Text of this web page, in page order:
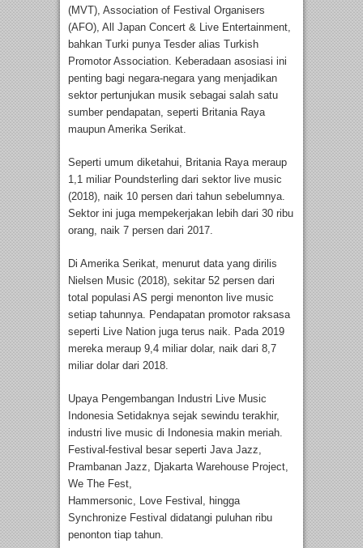
(MVT), Association of Festival Organisers
(AFO), All Japan Concert & Live Entertainment,
bahkan Turki punya Tesder alias Turkish
Promotor Association. Keberadaan asosiasi ini
penting bagi negara-negara yang menjadikan
sektor pertunjukan musik sebagai salah satu
sumber pendapatan, seperti Britania Raya
maupun Amerika Serikat.
Seperti umum diketahui, Britania Raya meraup
1,1 miliar Poundsterling dari sektor live music
(2018), naik 10 persen dari tahun sebelumnya.
Sektor ini juga mempekerjakan lebih dari 30 ribu
orang, naik 7 persen dari 2017.
Di Amerika Serikat, menurut data yang dirilis
Nielsen Music (2018), sekitar 52 persen dari
total populasi AS pergi menonton live music
setiap tahunnya. Pendapatan promotor raksasa
seperti Live Nation juga terus naik. Pada 2019
mereka meraup 9,4 miliar dolar, naik dari 8,7
miliar dolar dari 2018.
Upaya Pengembangan Industri Live Music
Indonesia Setidaknya sejak sewindu terakhir,
industri live music di Indonesia makin meriah.
Festival-festival besar seperti Java Jazz,
Prambanan Jazz, Djakarta Warehouse Project,
We The Fest,
Hammersonic, Love Festival, hingga
Synchronize Festival didatangi puluhan ribu
penonton tiap tahun.